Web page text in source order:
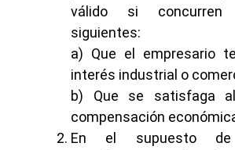
válido si concurren
siguientes:
a) Que el empresario
interés industrial o
b) Que se satisfaga
compensación
En el supuesto de